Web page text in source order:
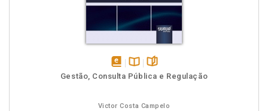
disponívelDisponível
páginas
Gestão, Consulta Pública e Regulação
Victor Costa Campelo